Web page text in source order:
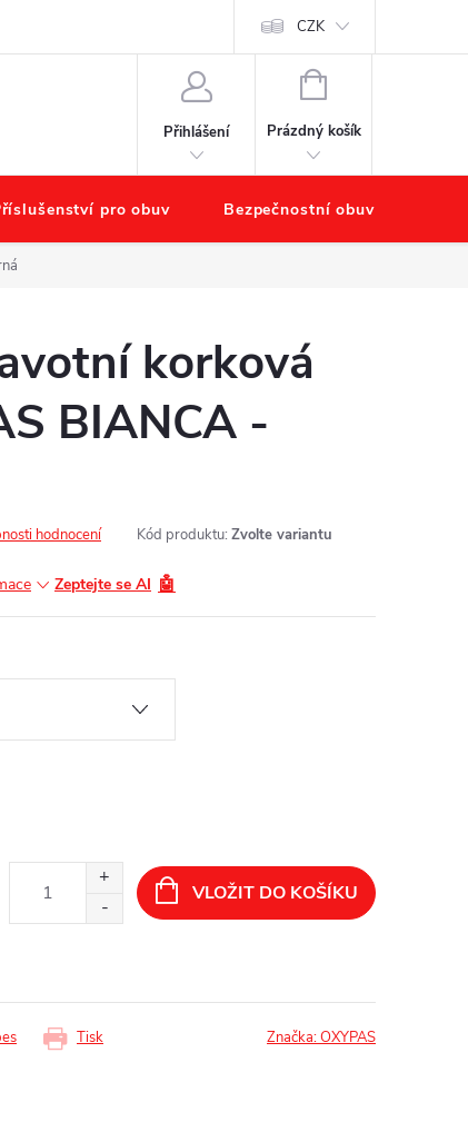
Obchodní podmínky
CZK
Přihlášení
NÁKUPNÍ
Prázdný košík
pro obuv Bezpečnostní obuv
korková
BIANCA -
hodnocení Kód produktu: Zvolte variantu
Zeptejte se AI 🤖
VLOŽIT DO KOŠÍKU
Tisk Značka:OXYPAS